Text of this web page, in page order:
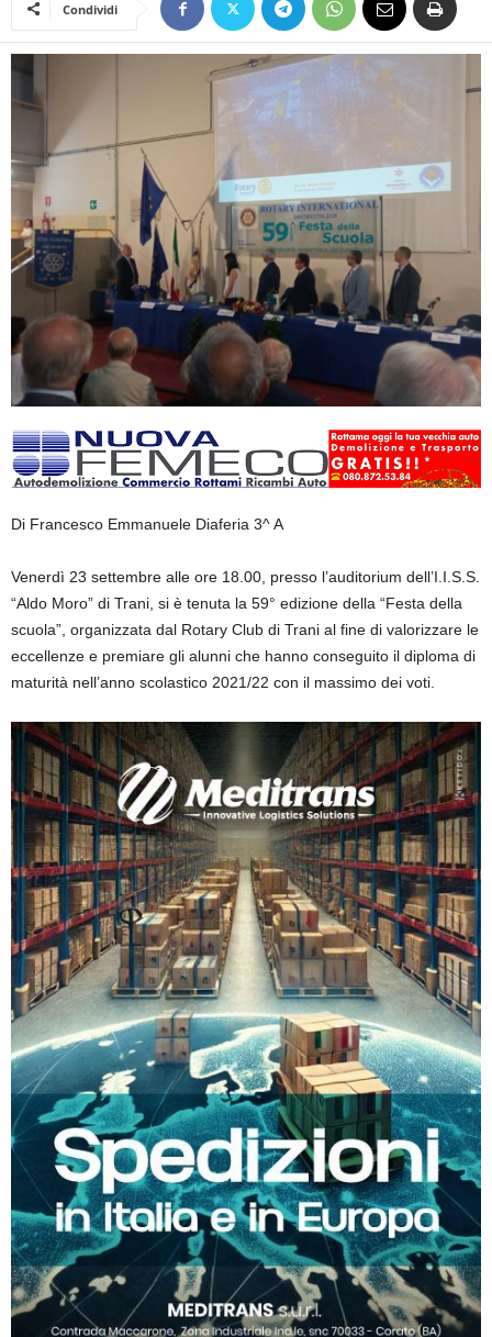
Condividi
Di Francesco Emmanuele Diaferia 3^ A
Venerdì 23 settembre alle ore 18.00, presso l’auditorium dell’I.I.S.S.
“Aldo Moro” di Trani, si è tenuta la 59° edizione della “Festa della
scuola”, organizzata dal Rotary Club di Trani al fine di valorizzare le
eccellenze e premiare gli alunni che hanno conseguito il diploma di
maturità nell’anno scolastico 2021/22 con il massimo dei voti.